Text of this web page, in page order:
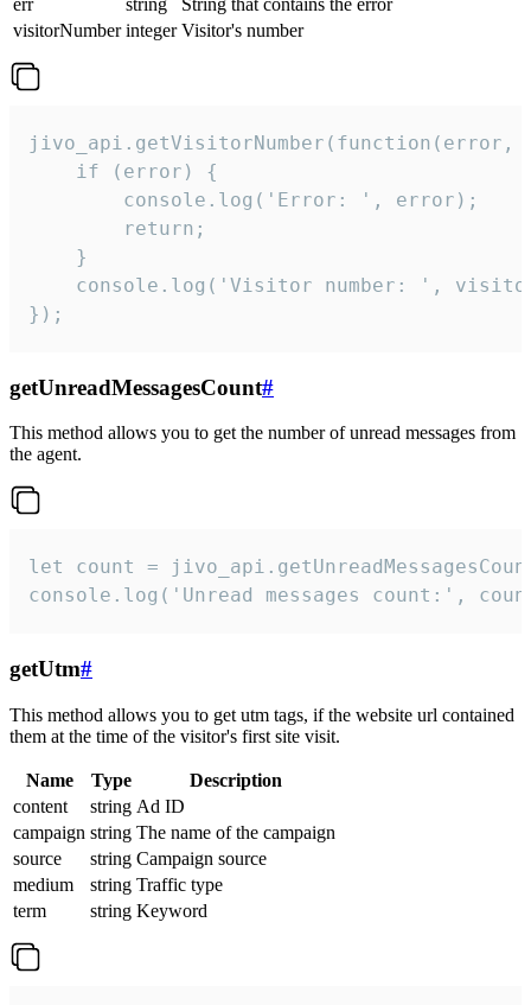
visitorNumber integer Visitor's number
jivo_api.getVisitorNumber(function(error,
    if (error) {
        console.log('Error: ', error);
        return;
    }
console.log('Visitor number: ',
});
getUnreadMessagesCount#
This method allows you to get the number of unread messages from
the agent.
let count =
console.log('Unread messages count:',
getUtm#
This method allows you to get utm tags, if the website url contained
them at the time of the visitor's first site visit.
Name Type
Description
content
string Ad ID
campaign string The name of the campaign
source
string Campaign source
medium
string Traffic type
term
string Keyword